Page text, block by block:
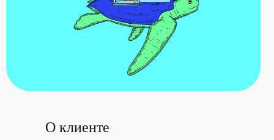
О клиенте